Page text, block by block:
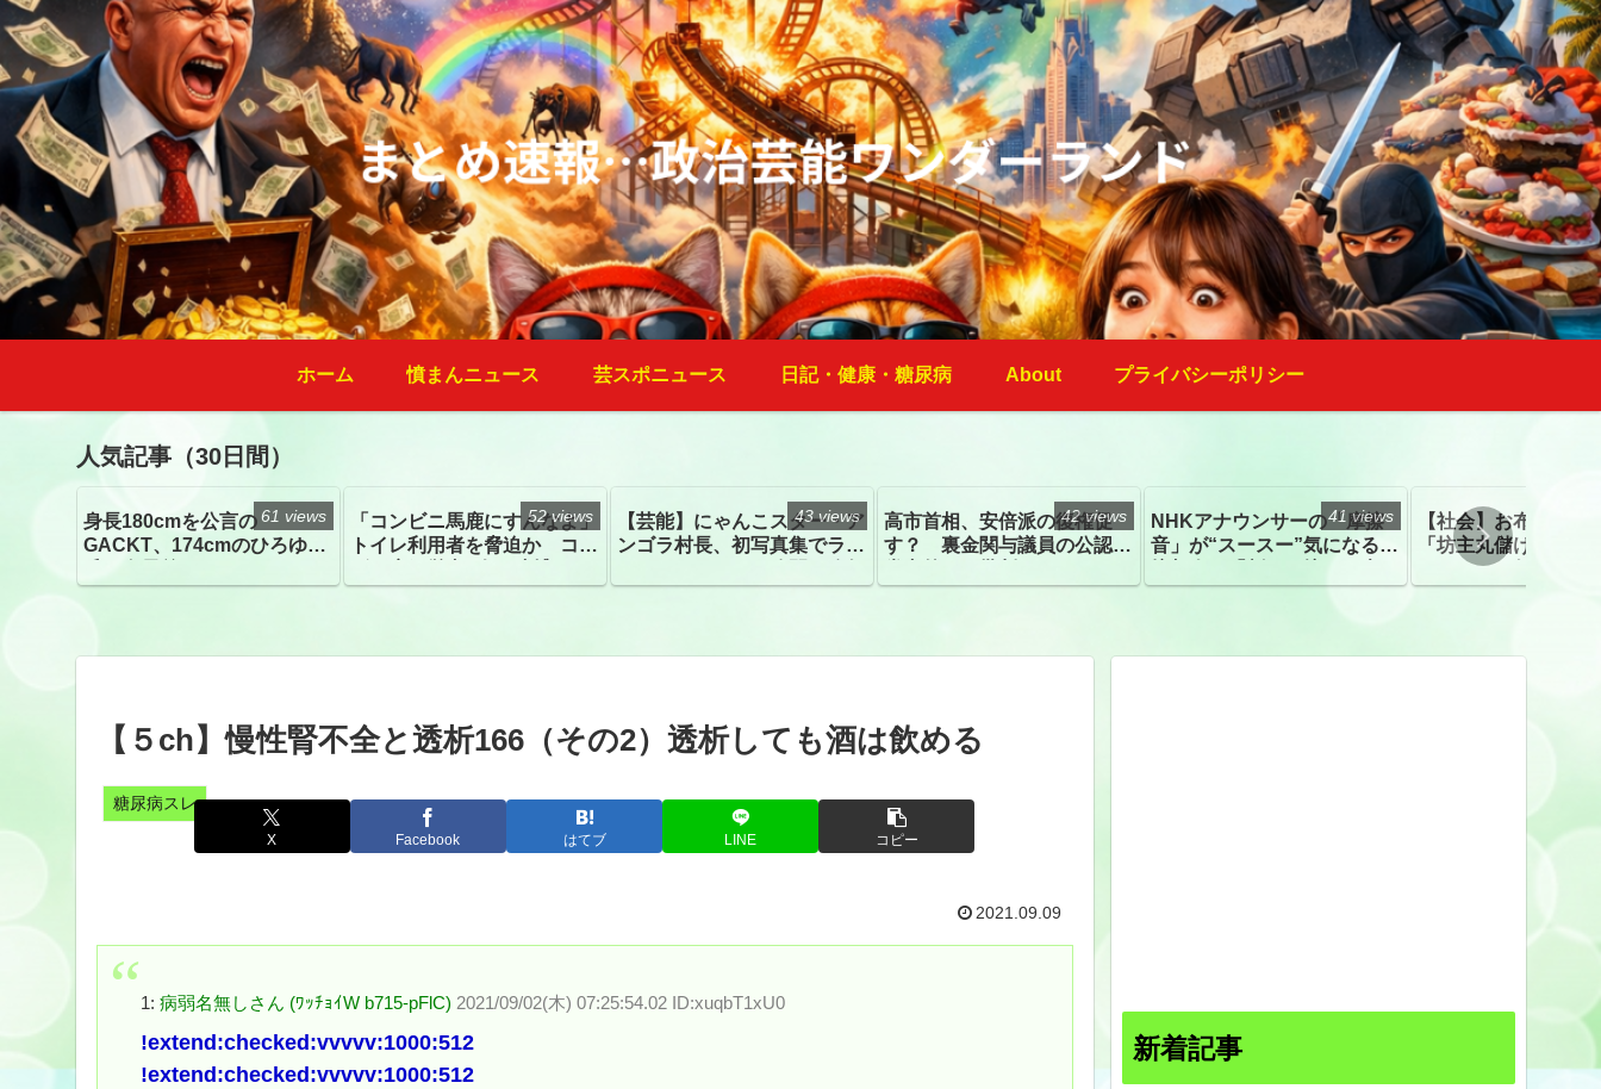
ホーム 憤まんニュース 芸スポニュース 日記・健康・糖尿病 About プライバシーポリシー
人気記事（30日間）
身長180cmを公言の
GACKT、174cmのひろゆき
トざわつき イベントでの写
61 views
「コンビニ馬鹿にすんなよ」
トイレ利用者を脅迫か コン
52 views
【芸能】にゃんこスター・ア
ンゴラ村長、初写真集でラン
はデジタル写真集が異例の大
43 views
高市首相、安倍派の復権促
す？ 裏金関与議員の公認、
42 views
NHKアナウンサーの「摩擦
音」が“スースー”気になる指
聴こえる。聴きづらい」
41 views
【社会】お布施、戒
「坊主丸儲け」は
ほとんどが年収３０
下「地方の寺の僧侶
【５ch】慢性腎不全と透析166（その2）透析しても酒は飲める
糖尿病スレ
X Facebook はてブ LINE コピー
2021.09.09
1: 病弱名無しさん (ﾜｯﾁｮｲW b715-pFlC) 2021/09/02(木) 07:25:54.02 ID:xuqbT1xU0
!extend:checked:vvvvv:1000:512
!extend:checked:vvvvv:1000:512
新着記事